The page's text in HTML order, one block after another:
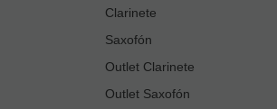
Clarinete
Saxofón
Outlet Clarinete
Outlet Saxofón